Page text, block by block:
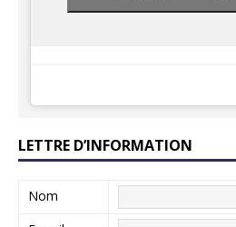
LETTRE D’INFORMATION
Nom